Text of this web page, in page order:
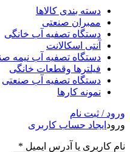
دسته بندی کالاها
ممبران صنعتی
دستگاه تصفیه آب خانگی
آنتی اسکالانت
دستگاه تصفیه آب نیمه
فیلترها وقطعات خانگی
دستگاه تصفیه آب صنعتی
نمونه کارها
ورود / ثبت نام
ورود ایجاد حساب کاربری
نام کاربری یا آدرس ایمیل *